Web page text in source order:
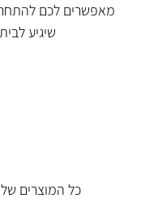
מאפשרים לכם
שיגיע
כל המוצרים שלנו